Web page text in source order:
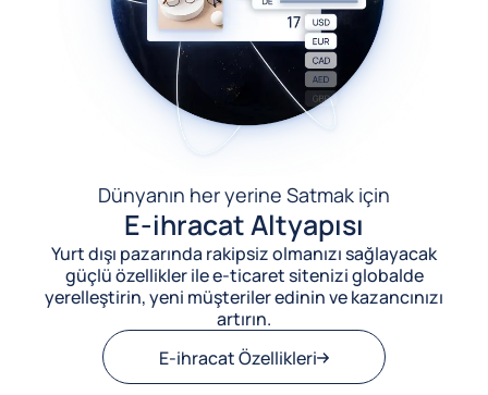
Dünyanın her yerine Satmak için
E-ihracat Altyapısı
Yurt dışı pazarında rakipsiz olmanızı sağlayacak
güçlü özellikler ile e-ticaret sitenizi globalde
yerelleştirin, yeni müşteriler edinin ve kazancınızı
artırın.
E-ihracat Özellikleri